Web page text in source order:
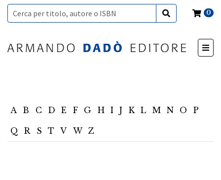
0
A B C D E F G H I J K L M N O P
Q R S T V W Z